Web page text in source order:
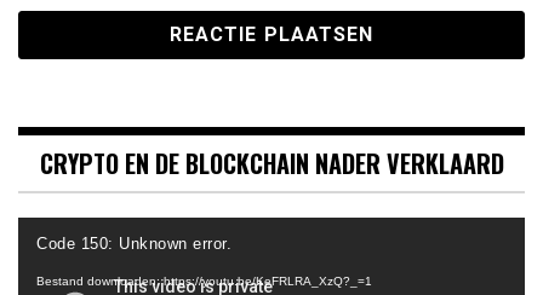
CRYPTO EN DE BLOCKCHAIN NADER VERKLAARD
Code 150: Unknown error.
Bestand downloaden: https://youtu.be/KeFRLRA_XzQ?_=1